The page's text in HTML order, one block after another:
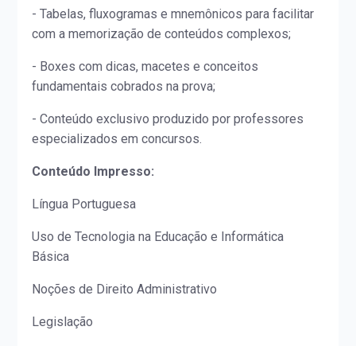
- Tabelas, fluxogramas e mnemônicos para facilitar
com a memorização de conteúdos complexos;
- Boxes com dicas, macetes e conceitos
fundamentais cobrados na prova;
- Conteúdo exclusivo produzido por professores
especializados em concursos.
Conteúdo Impresso:
Língua Portuguesa
Uso de Tecnologia na Educação e Informática
Básica
Noções de Direito Administrativo
Legislação